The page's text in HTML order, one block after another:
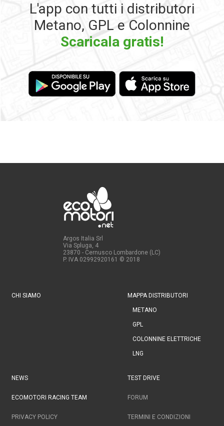
L'app con tutti i distributori
Metano, GPL e Colonnine
Scaricala gratis!
Argos Italia Srl
Via Spluga, 4
23870 - Cernusco Lombardone (LC)
P. IVA 02992920161 © 2018
CHI SIAMO MAPPA DISTRIBUTORI
METANO
GPL
COLONNINE ELETTRICHE
LNG
NEWS TEST DRIVE
ECOMOTORI RACING TEAM FORUM
PRIVACY POLICY TERMINI E CONDIZIONI